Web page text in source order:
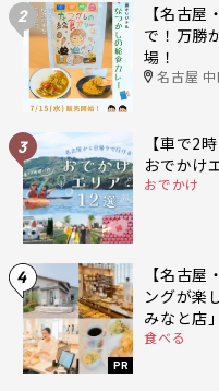
2
【名古
で！万勝
場！
名古屋
3
【車で2
おでかけ
おでかけ
4
PR
【名古
ングが楽
みなと店
食べる